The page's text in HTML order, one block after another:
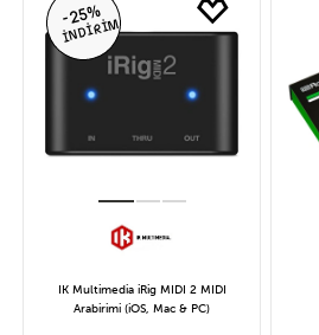
-25%
İNDİRİM
IK Multimedia iRig MIDI 2 MIDI
Arabirimi (iOS, Mac & PC)